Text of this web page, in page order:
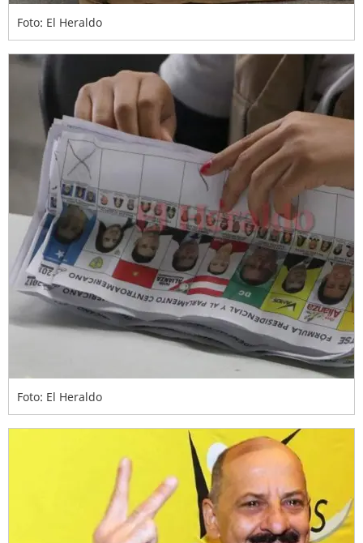
Foto: El Heraldo
Foto: El Heraldo